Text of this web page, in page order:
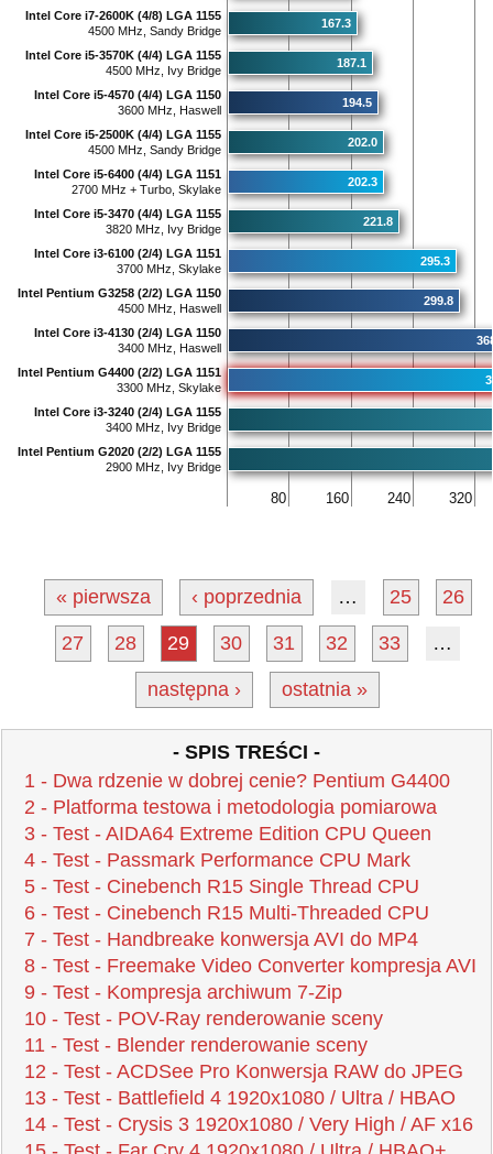
80 160 240 320
Intel Core i7-2600K (4/8) LGA 1155
4500 MHz, Sandy Bridge
167.3
Intel Core i5-3570K (4/4) LGA 1155
4500 MHz, Ivy Bridge
187.1
Intel Core i5-4570 (4/4) LGA 1150
3600 MHz, Haswell
194.5
Intel Core i5-2500K (4/4) LGA 1155
4500 MHz, Sandy Bridge
202.0
Intel Core i5-6400 (4/4) LGA 1151
2700 MHz + Turbo, Skylake
202.3
Intel Core i5-3470 (4/4) LGA 1155
3820 MHz, Ivy Bridge
221.8
Intel Core i3-6100 (2/4) LGA 1151
3700 MHz, Skylake
295.3
Intel Pentium G3258 (2/2) LGA 1150
4500 MHz, Haswell
299.8
Intel Core i3-4130 (2/4) LGA 1150
3400 MHz, Haswell
Intel Pentium G4400 (2/2) LGA 1151
3300 MHz, Skylake
Intel Core i3-3240 (2/4) LGA 1155
3400 MHz, Ivy Bridge
Intel Pentium G2020 (2/2) LGA 1155
2900 MHz, Ivy Bridge
« pierwsza ‹ poprzednia … 25 26
27 28 29 30 31 32 33 …
następna › ostatnia »
- SPIS TREŚCI -
1 - Dwa rdzenie w dobrej cenie? Pentium G4400
2 - Platforma testowa i metodologia pomiarowa
3 - Test - AIDA64 Extreme Edition CPU Queen
4 - Test - Passmark Performance CPU Mark
5 - Test - Cinebench R15 Single Thread CPU
6 - Test - Cinebench R15 Multi-Threaded CPU
7 - Test - Handbreake konwersja AVI do MP4
8 - Test - Freemake Video Converter kompresja AVI
9 - Test - Kompresja archiwum 7-Zip
10 - Test - POV-Ray renderowanie sceny
11 - Test - Blender renderowanie sceny
12 - Test - ACDSee Pro Konwersja RAW do JPEG
13 - Test - Battlefield 4 1920x1080 / Ultra / HBAO
14 - Test - Crysis 3 1920x1080 / Very High / AF x16